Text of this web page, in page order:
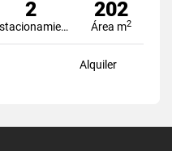
2
Estacionamiento
202
Área m2
Alquiler